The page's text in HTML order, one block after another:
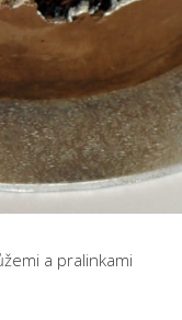
a pralinkami